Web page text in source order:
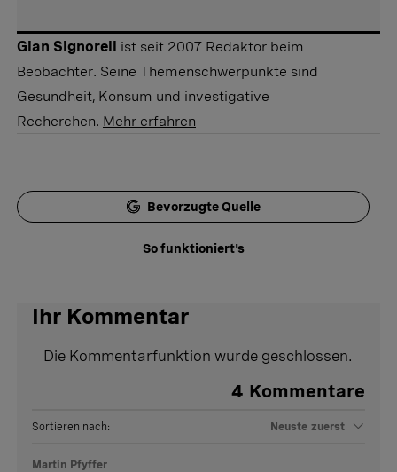
Gian Signorell ist seit 2007 Redaktor beim
Beobachter. Seine Themenschwerpunkte sind
Gesundheit, Konsum und investigative
Recherchen. Mehr erfahren
Bevorzugte Quelle
So funktioniert's
Ihr Kommentar
Die Kommentarfunktion wurde geschlossen.
4 Kommentare
Sortieren nach: Neuste zuerst
Martin Pfyffer